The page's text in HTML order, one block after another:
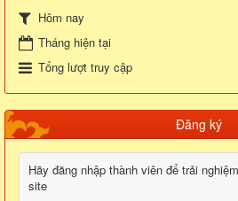
Hôm nay
Tháng hiện tại
Tổng lượt truy cập
Đăng ký
Hãy đăng nhập thành viên để trải
site